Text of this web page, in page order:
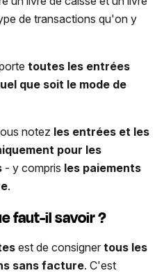
de transactions qu'on y
toutes les entrées
que soit le mode de
notez les entrées et les
pour les
- y compris les paiements
.
faut-il savoir ?
est de consigner tous les
sans facture. C'est